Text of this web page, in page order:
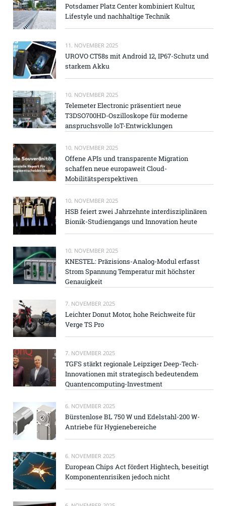
Potsdamer Platz Center kombiniert Kultur,
Lifestyle und nachhaltige Technik
11. NOVEMBER 2025
UROVO CT58s mit Android 12, IP67-Schutz und
starkem Akku
10. NOVEMBER 2025
Telemeter Electronic präsentiert neue
T3DSO700HD-Oszilloskope für moderne
anspruchsvolle IoT-Entwicklungen
10. NOVEMBER 2025
Offene APIs und transparente Migration
schaffen neue europaweit Cloud-
Mobilitätsperspektiven
10. NOVEMBER 2025
HSB feiert zwei Jahrzehnte interdisziplinären
Bionik-Studiengangs und Innovation heute
10. NOVEMBER 2025
KNESTEL: Präzisions-Analog-Modul erfasst
Strom Spannung Temperatur mit höchster
Genauigkeit
7. NOVEMBER 2025
Leichter Donut Motor, hohe Reichweite für
Verge TS Pro
7. NOVEMBER 2025
TGFS stärkt regionale Leipziger Deep-Tech-
Innovationen mit strategisch bedeutendem
Quantencomputing-Investment
6. NOVEMBER 2025
Bürstenlose BL 750 W und Edelstahl-200 W-
Antriebe für Hygienebereiche
6. NOVEMBER 2025
European Chips Act fördert Hightech, beseitigt
Komponentenrisiken jedoch nicht